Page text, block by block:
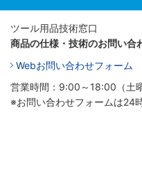
ツール用品技術窓口
商品の仕様・技術のお問い合
Webお問い合わせフォーム
営業時間：9:00～18:00（土
※お問い合わせフォームは24